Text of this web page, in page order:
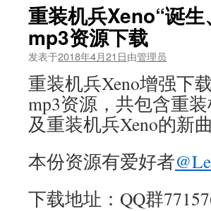
重装机兵Xeno“诞
mp3资源下载
发表于2018年4月21日由管理员
重装机兵Xeno增强下
mp3资源，共包含重
及重装机兵Xeno的新
本份资源有爱好者
下载地址：QQ群